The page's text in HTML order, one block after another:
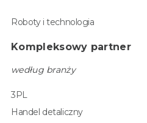
Roboty i technologia
Kompleksowy partner
według branży
3PL
Handel detaliczny